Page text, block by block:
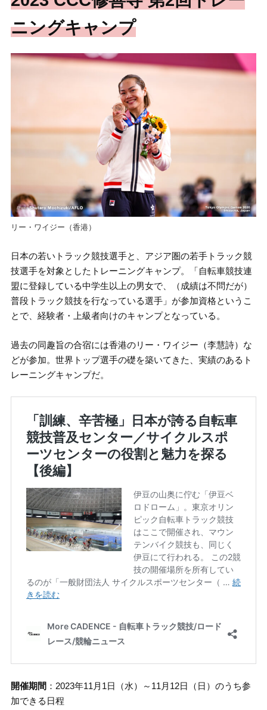
ニングキャンプ
リー・ワイジー（香港）
日本の若いトラック競技選手と、アジア圏の若手トラック競
技選手を対象としたトレーニングキャンプ。「自転車競技連
盟に登録している中学生以上の男女で、（成績は不問だが）
普段トラック競技を行なっている選手」が参加資格というこ
とで、経験者・上級者向けのキャンプとなっている。
過去の同趣旨の合宿には香港のリー・ワイジー（李慧詩）な
どが参加。世界トップ選手の礎を築いてきた、実績のあるト
レーニングキャンプだ。
開催期間 ：2023年11月1日（水）～11月12日（日）のうち参
加できる日程